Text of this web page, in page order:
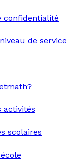
confidentialité
de service
activités
scolaires